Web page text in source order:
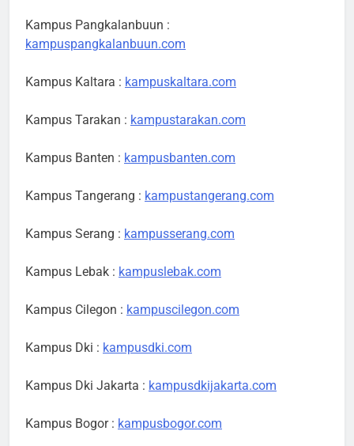
Kampus Pangkalanbuun :
kampuspangkalanbuun.com
Kampus Kaltara : kampuskaltara.com
Kampus Tarakan : kampustarakan.com
Kampus Banten : kampusbanten.com
Kampus Tangerang : kampustangerang.com
Kampus Serang : kampusserang.com
Kampus Lebak : kampuslebak.com
Kampus Cilegon : kampuscilegon.com
Kampus Dki : kampusdki.com
Kampus Dki Jakarta : kampusdkijakarta.com
Kampus Bogor : kampusbogor.com